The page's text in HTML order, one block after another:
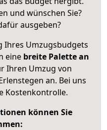
und wünschen Sie?
ausgeben?
Ihres Umzugsbudgets
eine breite Palette an
Ihren Umzug von
an. Bei uns
Kostenkontrolle.
können Sie